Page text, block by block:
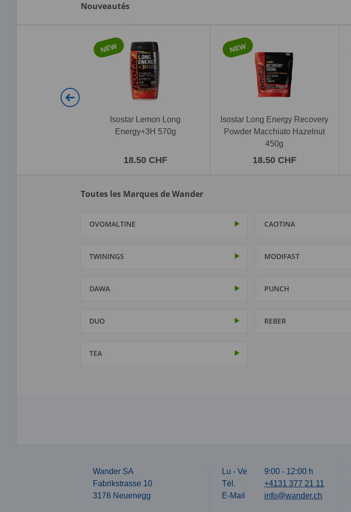
Nouveautés
NEW
Isostar Lemon Long
Energy+3H 570g
18.50 CHF
NEW
Isostar Long Energy Recovery
Powder Macchiato Hazelnut
450g
18.50 CHF
Toutes les Marques de Wander
OVOMALTINE CAOTINA
TWININGS MODIFAST
DAWA PUNCH
DUO REBER
TEA
Wander SA
Fabrikstrasse 10
3176 Neuenegg
Lu - Ve
9:00 - 12:00 h
Tél.
+4131 377 21 11
E-Mail
info@wander.ch